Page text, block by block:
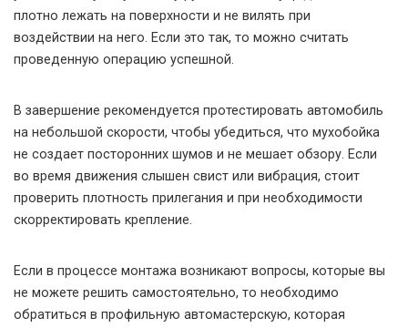
плотно лежать на поверхности и не вилять при
воздействии на него. Если это так, то можно считать
проведенную операцию успешной.
В завершение рекомендуется протестировать автомобиль
на небольшой скорости, чтобы убедиться, что мухобойка
не создает посторонних шумов и не мешает обзору. Если
во время движения слышен свист или вибрация, стоит
проверить плотность прилегания и при необходимости
скорректировать крепление.
Если в процессе монтажа возникают вопросы, которые вы
не можете решить самостоятельно, то необходимо
обратиться в профильную автомастерскую, которая